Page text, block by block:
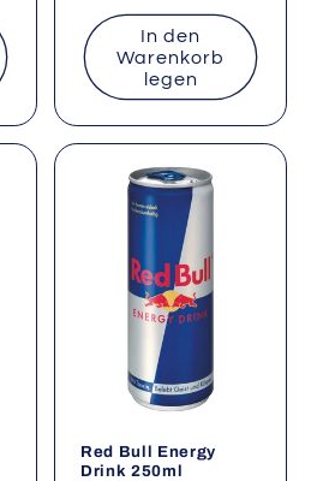
Preis
In den
Warenkorb
legen
Red Bull Energy
Drink 250ml